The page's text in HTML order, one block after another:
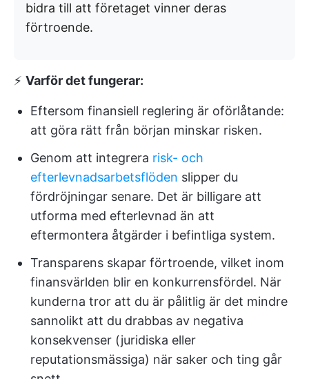
bidra till att företaget vinner deras
förtroende.
⚡️ Varför det fungerar:
Eftersom finansiell reglering är oförlåtande:
att göra rätt från början minskar risken.
Genom att integrera risk- och
efterlevnadsarbetsflöden slipper du
fördröjningar senare. Det är billigare att
utforma med efterlevnad än att
eftermontera åtgärder i befintliga system.
Transparens skapar förtroende, vilket inom
finansvärlden blir en konkurrensfördel. När
kunderna tror att du är pålitlig är det mindre
sannolikt att du drabbas av negativa
konsekvenser (juridiska eller
reputationsmässiga) när saker och ting går